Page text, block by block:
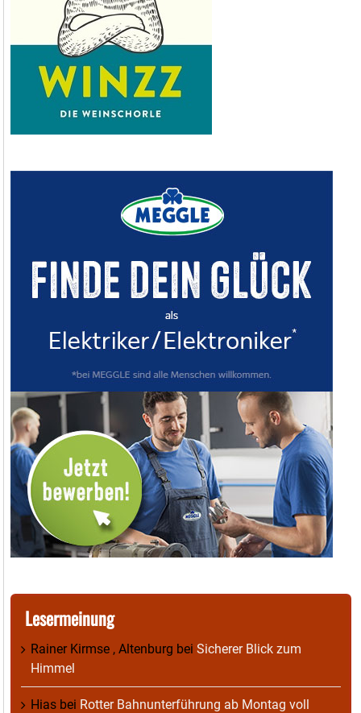
Lesermeinung
Rainer Kirmse , Altenburg bei Sicherer Blick zum
Himmel
Hias bei Rotter Bahnunterführung ab Montag voll